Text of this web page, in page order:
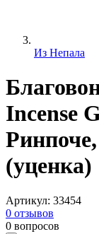
Из Непала
Incense
(уценка)
Артикул: 33454
0 отзывов
0 вопросов